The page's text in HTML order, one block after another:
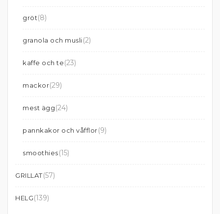
gröt(8)
granola och musli(2)
kaffe och te(23)
mackor(29)
mest ägg(24)
pannkakor och våfflor(9)
smoothies(15)
GRILLAT(57)
HELG(139)